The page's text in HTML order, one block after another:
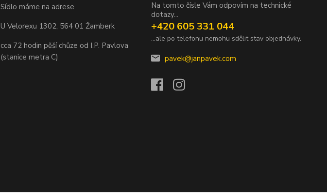
Sídlo máme na adrese
U Velorexu 1302, 564 01 Žamberk
cca 72 hodin pěší chůze od I.P. Pavlova
(stanice metra C)
Na tomto čísle Vám odpovím na technické
dotazy...
+420 605 331 044
...ale po telefonu nemohu sdělit stav objednávky.
pavek@janpavek.com